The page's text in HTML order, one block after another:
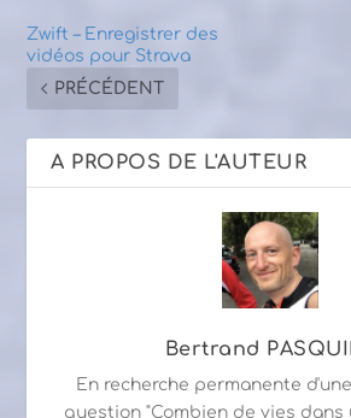
Zwift – Enregistrer des
vidéos pour Strava
PRÉCÉDENT
A PROPOS DE L'AUTEUR
Bertrand
En recherche permanente
question "Combien de vies dans